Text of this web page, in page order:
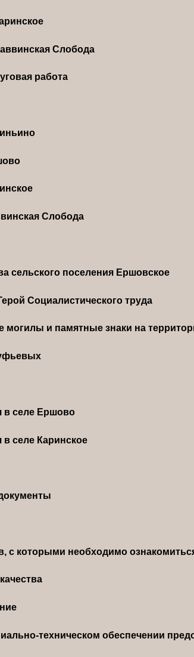
Слобода
работа
Слобода
сельского поселения Ершовское
Социалистического труда
могилы и памятные знаки на
в селе Ершово
в селе Каринское
с которыми необходимо
техническом обеспечении